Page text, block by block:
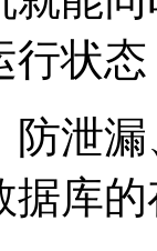
行状态
防泄
据库